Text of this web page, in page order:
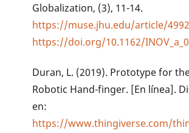
Globalization, (3), 11-14.
https://muse.jhu.edu/article/
https://doi.org/10.1162/
Duran, L. (2019). Prototype for
Robotic Hand-finger. [En línea].
en:
https://www.thingiverse.com/